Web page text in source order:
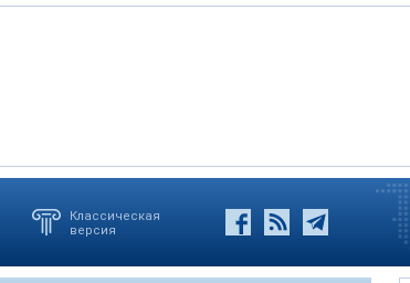
Классическая
версия
торговый квартал Мадинат-Садр -
автомашины. По сведениям
35 и получили ранения свыше 90
учитывая, что в Мадинат-Садр
ас-Садра - радикального
в усилиях по предотвращению